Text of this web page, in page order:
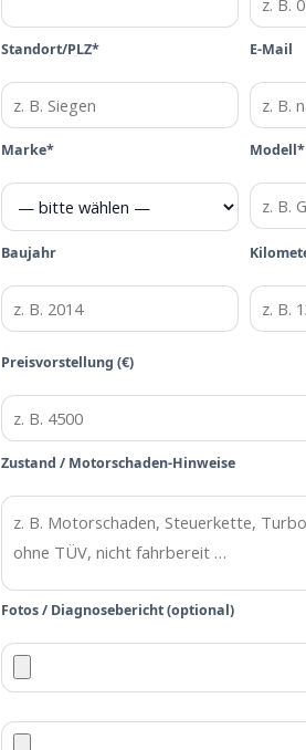
Standort/PLZ* E-Mail
Marke* Modell*
Baujahr
Preisvorstellung (€)
Zustand / Motorschaden-Hinweise
Fotos / Diagnosebericht (optional)